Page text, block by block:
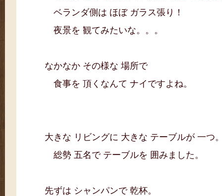
ベランダ側は ほぼ ガラス張り！
夜景を 観てみたいな。。。
なかなか その様な 場所で
食事を 頂くなんて ナイですよね。
大きな リビングに 大きな テーブルが 一つ
総勢 五名で テーブルを 囲みました。
先ずは シャンパンで 乾杯。